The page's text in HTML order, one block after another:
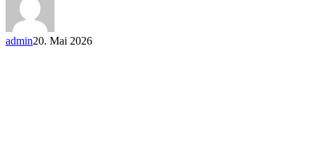
admin20. Mai 2026